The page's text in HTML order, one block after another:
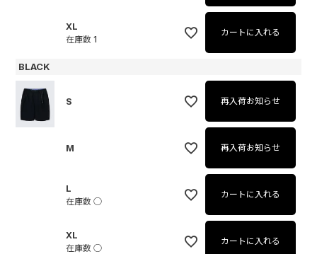
XL
在庫数 1
カートに入れる
BLACK
S 再入荷お知らせ
M 再入荷お知らせ
L
在庫数 ○
カートに入れる
XL
在庫数 ○
カートに入れる